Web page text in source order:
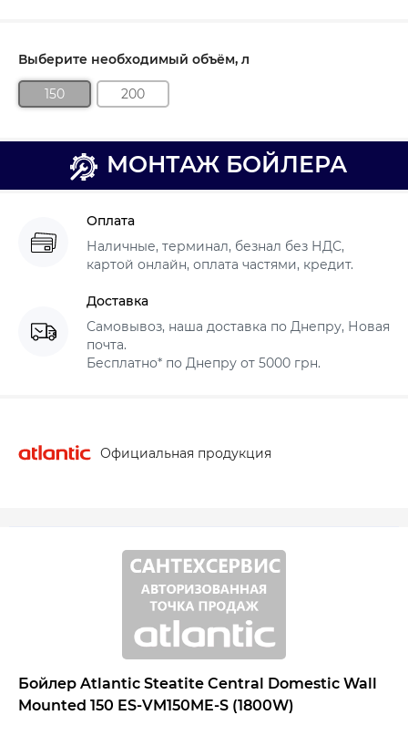
Выберите необходимый объём, л
150 200
МОНТАЖ БОЙЛЕРА
Оплата
Наличные, терминал, безнал без НДС,
картой онлайн, оплата частями, кредит.
Доставка
Самовывоз, наша доставка по Днепру, Новая
почта.
Бесплатно* по Днепру от 5000 грн.
Официальная продукция
Бойлер Atlantic Steatite Central Domestic Wall
Mounted 150 ES-VM150ME-S (1800W)